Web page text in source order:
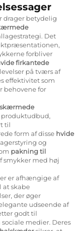
drager betydelig
Det
forbliver
firkantede
på tværs af
effektivitet som
behovene for
til
form af disse hvide
og
pakning til
smykker med høj
er afhængige af
at skabe
der øger
udseende af
godt til
medier. Deres